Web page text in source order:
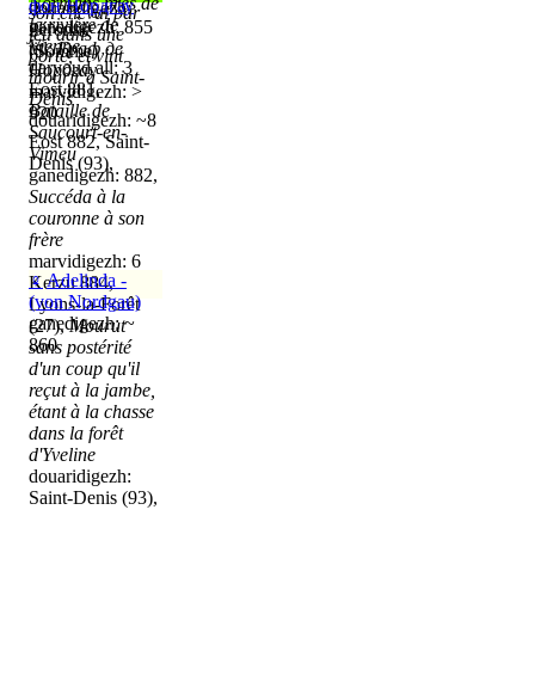
douaridigezh:
Péronne
(Somme)
son cheval par
jeu dans une
porte, et vint
mourir à Saint-
Denis
douaridigezh: ~8
Eost 882, Saint-
Denis (93),
la rivière de
Vienne
darvoud all: 3
Eost 881,
Bataille de
Saucourt-en-
Vimeu
ganedigezh: 882,
Succéda à la
couronne à son
frère
marvidigezh: 6
Kerzu 884,
Lyons-la-Forêt
(27),Mourut
sans postérité
d'un coup qu'il
reçut à la jambe,
étant à la chasse
dans la forêt
d'Yveline
douaridigezh:
Saint-Denis (93),
фон Нордгау
ganedigezh: 855
titl:Граф де
Нордгау
marvidigezh: >
920
♀ Adelinda -
(von Nordgau)
ganedigezh: ~
860